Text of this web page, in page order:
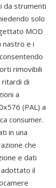
da strumenti
solo
MOD
nastro e i
rimovibili
ritardi di
a
(PAL) a
consumer.
in una
che
e dati
adottato il